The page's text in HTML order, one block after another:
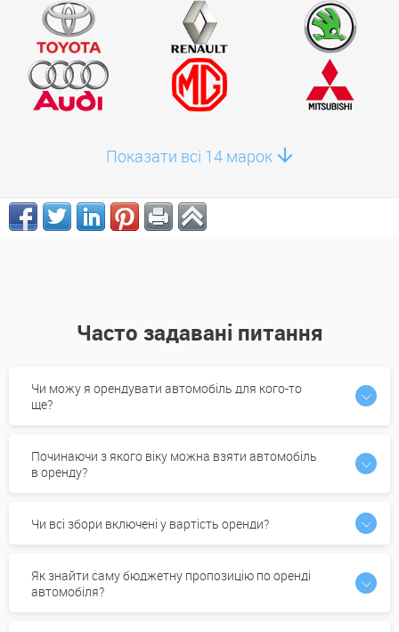
від 0 USD
Показати всі 14 марок
Часто задавані питання
Чи можу я орендувати автомобіль для кого-то
ще?
Починаючи з якого віку можна взяти автомобіль
в оренду?
Чи всі збори включені у вартість оренди?
Як знайти саму бюджетну пропозицію по оренді
автомобіля?